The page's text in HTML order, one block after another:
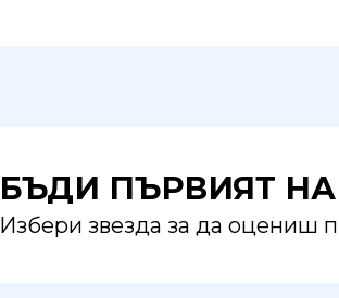
БЪДИ ПЪРВИЯТ
Избери звезда за да оцениш